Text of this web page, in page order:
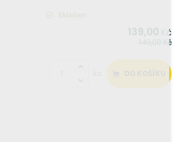
Kč
Kč